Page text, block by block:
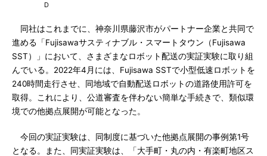
D
同社はこれまでに、神奈川県藤沢市がパートナー企業と共同で
進める「Fujisawaサスティナブル・スマートタウン（Fujisawa
SST）」において、さまざまなロボット配送の実証実験に取り組
んでいる。2022年4月には、Fujisawa SSTで小型低速ロボットを
240時間走行させ、同地域で自動配送ロボットの道路使用許可を
取得。これにより、公道審査を伴わない簡単な手続きで、類似環
境での他拠点展開が可能となった。
今回の実証実験は、同制度に基づいた他拠点展開の事例第1号
となる。また、同実証実験は、「大手町・丸の内・有楽町地区ス